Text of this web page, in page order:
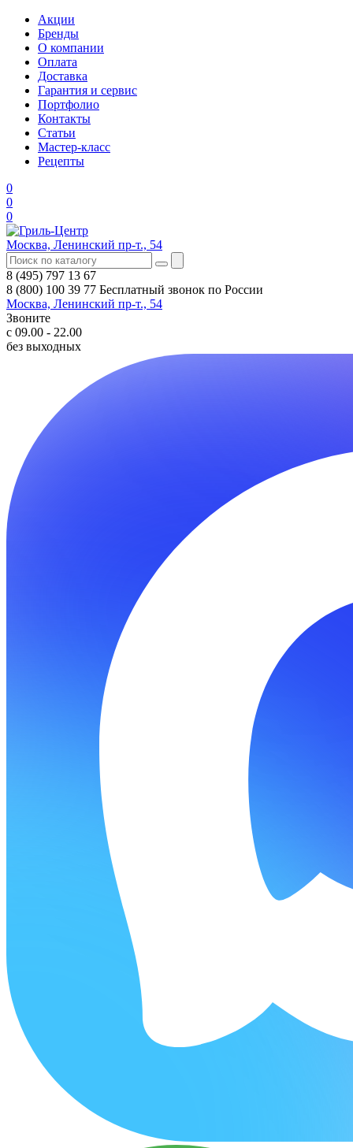
Акции
Бренды
О компании
Оплата
Доставка
Гарантия и сервис
Портфолио
Контакты
Статьи
Мастер-класс
Рецепты
0
0
0
Москва, Ленинский пр-т., 54
8 (495) 797 13 67
8 (800) 100 39 77 Бесплатный звонок по России
Москва, Ленинский пр-т., 54
Звоните
с 09.00 - 22.00
без выходных